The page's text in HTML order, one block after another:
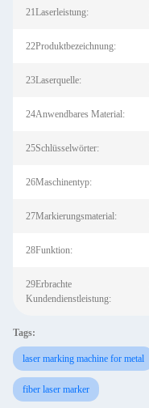
21Laserleistung:
22Produktbezeichnung:
23Laserquelle:
24Anwendbares Material:
25Schlüsselwörter:
26Maschinentyp:
27Markierungsmaterial:
28Funktion:
29Erbrachte
Kundendienstleistung:
Tags:
laser marking machine for metal
fiber laser marker